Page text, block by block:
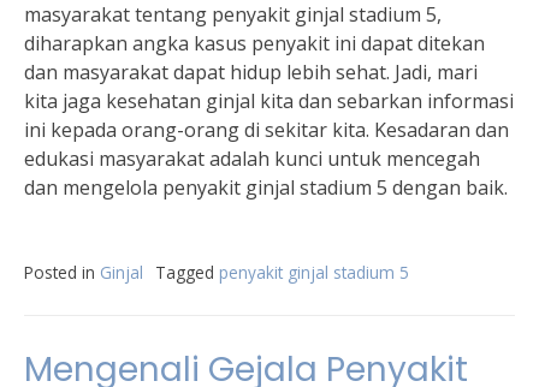
masyarakat tentang penyakit ginjal stadium 5,
diharapkan angka kasus penyakit ini dapat ditekan
dan masyarakat dapat hidup lebih sehat. Jadi, mari
kita jaga kesehatan ginjal kita dan sebarkan informasi
ini kepada orang-orang di sekitar kita. Kesadaran dan
edukasi masyarakat adalah kunci untuk mencegah
dan mengelola penyakit ginjal stadium 5 dengan baik.
Posted in Ginjal Tagged penyakit ginjal stadium 5
Mengenali Gejala Penyakit